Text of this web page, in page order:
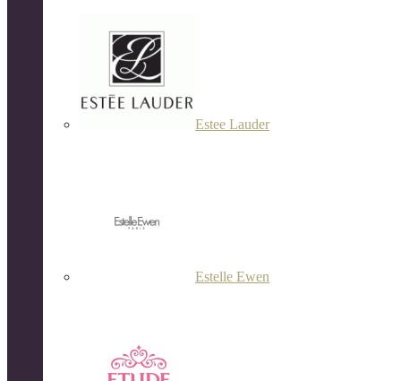
Estee Lauder
Estelle Ewen